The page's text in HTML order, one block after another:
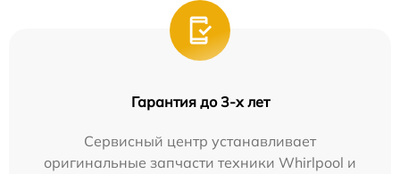
Гарантия до 3-х лет
Сервисный центр устанавливает
оригинальные запчасти техники Whirlpool и